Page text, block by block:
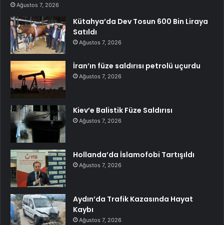
Ağustos 7, 2026
Kütahya’da Dev Tosun 600 Bin Liraya
Satıldı
Ağustos 7, 2026
İran’ın füze saldırısı petrolü uçurdu
Ağustos 7, 2026
Kiev’e Balistik Füze Saldırısı
Ağustos 7, 2026
Hollanda’da İslamofobi Tartışıldı
Ağustos 7, 2026
Aydın’da Trafik Kazasında Hayat
Kaybı
Ağustos 7, 2026